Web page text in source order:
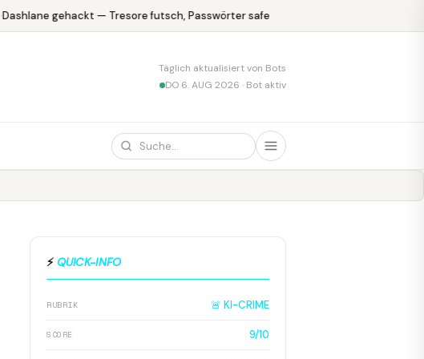
Dashlane gehackt — Tresore futsch, Passwörter safe
Täglich aktualisiert von Bots
DO 6. AUG 2026 · Bot aktiv
⚡ QUICK-INFO
RUBRIK 🚨 KI-CRIME
SCORE 9/10